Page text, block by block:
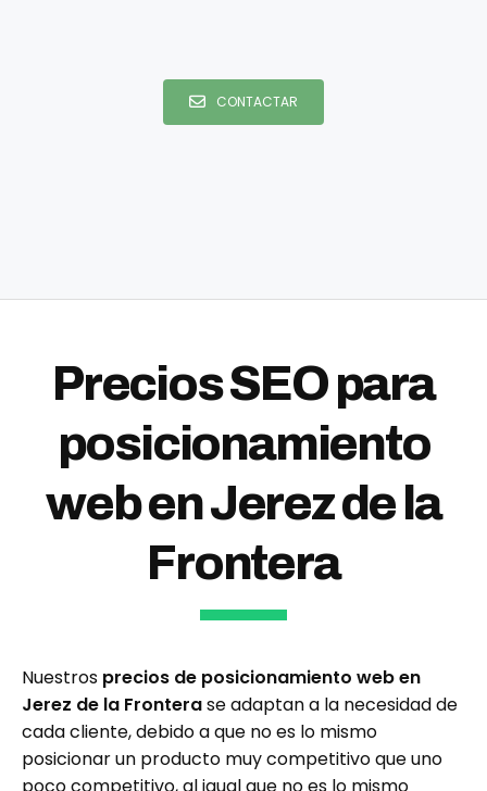
CONTACTAR
Precios SEO para
posicionamiento
web en Jerez de la
Frontera
Nuestros precios de posicionamiento web en
Jerez de la Fronterase adaptan a la necesidad de
cada cliente, debido a que no es lo mismo
posicionar un producto muy competitivo que uno